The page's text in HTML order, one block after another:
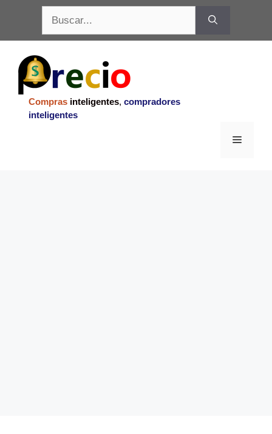
contenido
Compras inteligentes, compradores
inteligentes
Menu